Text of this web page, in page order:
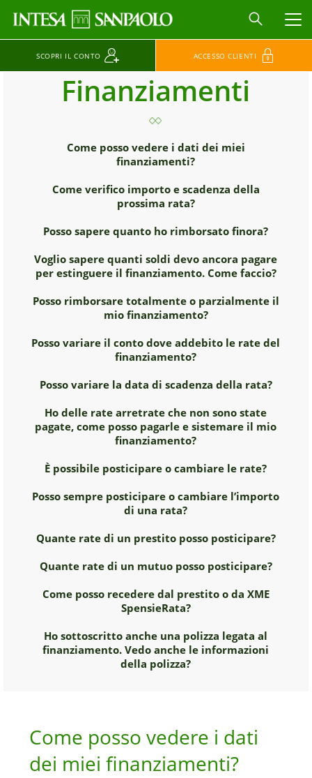
SCOPRI IL CONTO ACCESSO CLIENTI
Finanziamenti
Come posso vedere i dati dei miei
finanziamenti?
Come verifico importo e scadenza della
prossima rata?
Posso sapere quanto ho rimborsato finora?
Voglio sapere quanti soldi devo ancora pagare
per estinguere il finanziamento. Come faccio?
Posso rimborsare totalmente o parzialmente il
mio finanziamento?
Posso variare il conto dove addebito le rate del
finanziamento?
Posso variare la data di scadenza della rata?
Ho delle rate arretrate che non sono state
pagate, come posso pagarle e sistemare il mio
finanziamento?
È possibile posticipare o cambiare le rate?
Posso sempre posticipare o cambiare l’importo
di una rata?
Quante rate di un prestito posso posticipare?
Quante rate di un mutuo posso posticipare?
Come posso recedere dal prestito o da XME
SpensieRata?
Ho sottoscritto anche una polizza legata al
finanziamento. Vedo anche le informazioni
della polizza?
Come posso vedere i dati
dei miei finanziamenti?